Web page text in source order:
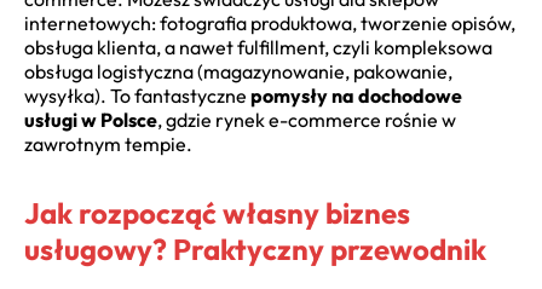
internetowych: fotografia produktowa, tworzenie opisów,
obsługa klienta, a nawet fulfillment, czyli kompleksowa
obsługa logistyczna (magazynowanie, pakowanie,
wysyłka). To fantastyczne pomysły na dochodowe
usługi w Polsce, gdzie rynek e-commerce rośnie w
zawrotnym tempie.
Jak rozpocząć własny biznes
usługowy? Praktyczny przewodnik